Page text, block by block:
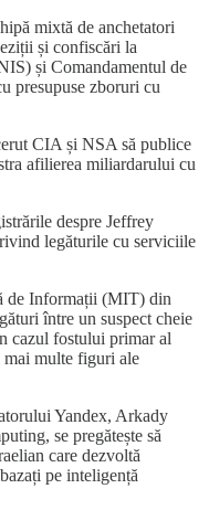
mixtă de anchetatori
și confiscări la
și Comandamentul de
presupuse zboruri cu
CIA și NSA să publice
afilierea miliardarului cu
despre Jeffrey
legăturile cu serviciile
de Informații (MIT) din
între un suspect cheie
cazul fostului primar al
multe figuri ale
Yandex, Arkady
se pregătește să
care dezvoltă
pe inteligență